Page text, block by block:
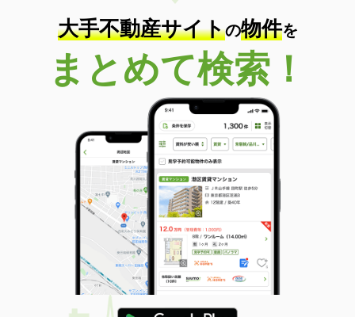
大手不動産サイトの物件を
まとめて検索！